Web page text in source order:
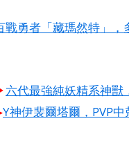
戰勇者「藏瑪然特」，
六代最強純妖精系神獸
Y神伊裴爾塔爾，PVP